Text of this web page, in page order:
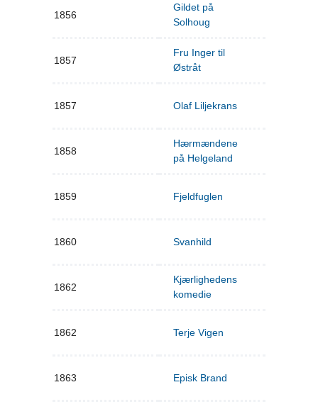
1856
Gildet på
Solhoug
1857
Fru Inger til
Østråt
1857 Olaf Liljekrans
1858
Hærmændene
på Helgeland
1859 Fjeldfuglen
1860 Svanhild
1862
Kjærlighedens
komedie
1862 Terje Vigen
1863 Episk Brand